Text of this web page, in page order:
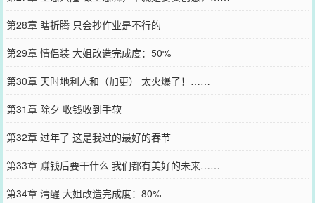
第28章 瞎折腾 只会抄作业是不行的
第29章 情侣装 大姐改造完成度：50%
第30章 天时地利人和（加更） 太火爆了！……
第31章 除夕 收钱收到手软
第32章 过年了 这是我过的最好的春节
第33章 赚钱后要干什么 我们都有美好的未来……
第34章 清醒 大姐改造完成度：80%